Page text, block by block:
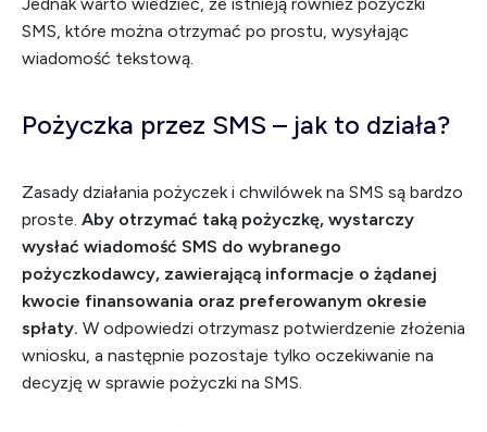
SMS, które można otrzymać po prostu, wysyłając
wiadomość tekstową.
Pożyczka przez SMS – jak to działa?
Zasady działania pożyczek i chwilówek na SMS są bardzo
proste. Aby otrzymać taką pożyczkę, wystarczy
wysłać wiadomość SMS do wybranego
pożyczkodawcy, zawierającą informacje o żądanej
kwocie finansowania oraz preferowanym okresie
spłaty. W odpowiedzi otrzymasz potwierdzenie złożenia
wniosku, a następnie pozostaje tylko oczekiwanie na
decyzję w sprawie pożyczki na SMS.